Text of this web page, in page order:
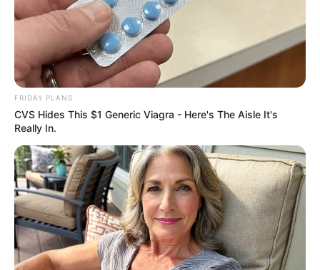
10 Things Men Want From Women (That They
BUZZDAY
FRIDAY PLANS
CVS Hides This $1 Generic Viagra - Here's The Aisle It's
Really In.